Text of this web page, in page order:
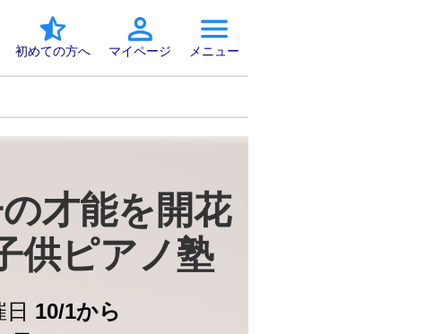
初めての方へ マイページ メニュー
才能を開花
供ピアノ塾
日 10/1から